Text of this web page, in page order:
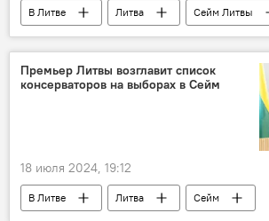
В Литве Литва
Сейм Литвы
полигон
население
Политика
Общество
ВС Литвы
Лауринас Касчюнас
Премьер Литвы возглавит список
консерваторов на выборах в Сейм
18 июля 2024, 19:12
В Литве Литва
Сейм